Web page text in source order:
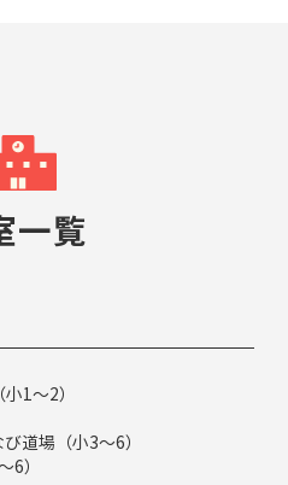
一覧
1～2）
道場（小3～6）
6）